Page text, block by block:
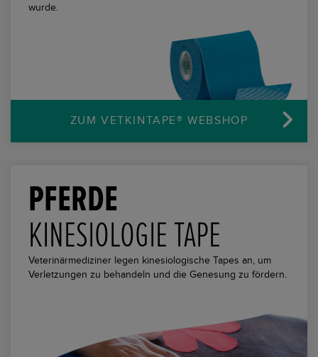
wurde.
ZUM VETKINTAPE®WEBSHOP
PFERDE
KINESIOLOGIE TAPE
Veterinärmediziner legen kinesiologische Tapes an, um
Verletzungen zu behandeln und die Genesung zu fördern.